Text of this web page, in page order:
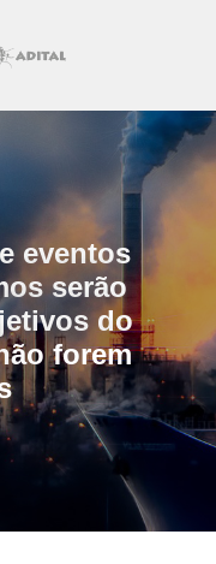
eventos
serão
do
forem